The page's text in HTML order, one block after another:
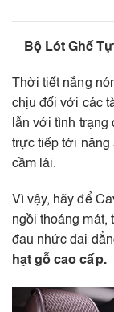
Bộ Lót Ghế
Thời tiết nắng
chịu đối với các
lẫn với tình
trực tiếp tới năng
cầm lái.
Vì vậy, hãy để
ngồi thoáng mát,
đau nhức dai
hạt gỗ cao cấp.